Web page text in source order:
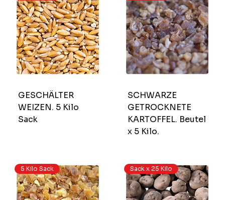
GESCHÄLTER
WEIZEN. 5 Kilo
Sack
SCHWARZE
GETROCKNETE
KARTOFFEL. Beutel
x 5 Kilo.
5 Kilo Sack Sack x 25 Kilo